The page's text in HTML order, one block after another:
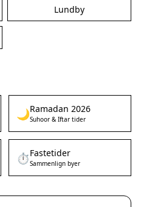
Lundby
🌙Ramadan 2026
Suhoor & Iftar tider
⏱️Fastetider
Sammenlign byer